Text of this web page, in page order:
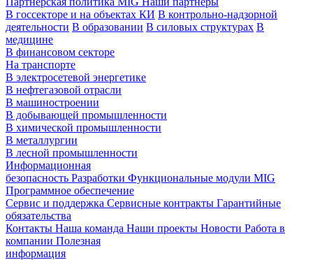
В госсекторе и на объектах КИ В контрольно-надзорной
деятельности В образовании В силовых структурах В
медицине
В финансовом секторе
На транспорте
В электросетевой энергетике
В нефтегазовой отрасли
В машиностроении
В добывающей промышленности
В химической промышленности
В металлургии
В лесной промышленности
Информационная
безопасность Разработки Функциональные модули MIG
Программное обеспечение
Сервис и поддержка Сервисные контракты Гарантийные
обязательства
Контакты Наша команда Наши проекты Новости Работа в
компании Полезная
информация